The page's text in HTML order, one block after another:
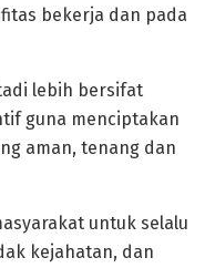
bekerja dan pada
lebih bersifat
guna menciptakan
aman, tenang dan
untuk selalu
kejahatan, dan